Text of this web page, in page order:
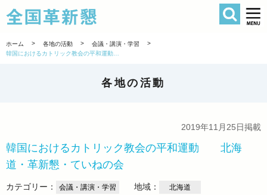
全国革新懇
検索
ホーム > 各地の活動 > 会議・講演・学習
>
各地の活動
2019年11月25日掲載
韓国におけるカトリック教会の平和運動 北海
道・革新懇・ていねの会
カテゴリー： 会議・講演・学習 地域： 北海道